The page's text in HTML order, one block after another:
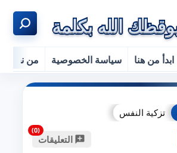
ابدأ من هنا سياسة الخصوصية من نحن
تزكية النفس
التعليقات